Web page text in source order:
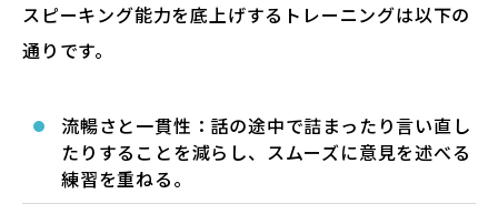
スピーキング能力を底上げするトレーニングは以下の
通りです。
流暢さと一貫性：話の途中で詰まったり言い直し
たりすることを減らし、スムーズに意見を述べる
練習を重ねる。